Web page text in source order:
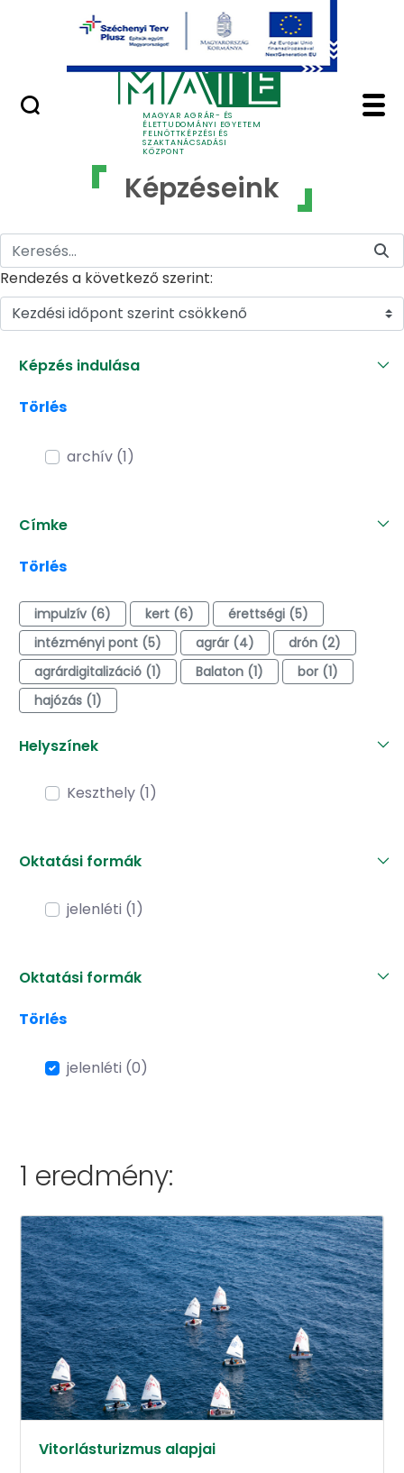
Ugrás a fő tartalomhoz
MAGYAR AGRÁR- ÉS
ÉLETTUDOMÁNYI EGYETEM
FELNŐTTKÉPZÉSI ÉS
SZAKTANÁCSADÁSI
KÖZPONT
Képzéseink - MATE
Képzéseink
Rendezés a következő szerint:
Kezdési időpont szerint csökkenő
Képzés indulása
Törlés
archív (1)
Címke
Törlés
impulzív (6) kert (6)
érettségi (5)
intézményi pont (5)
agrár (4)
drón (2)
agrárdigitalizáció (1)
Balaton (1)
bor (1)
hajózás (1)
Helyszínek
Keszthely (1)
Oktatási formák
jelenléti (1)
Oktatási formák
Törlés
jelenléti (0)
1 eredmény:
Vitorlásturizmus alapjai